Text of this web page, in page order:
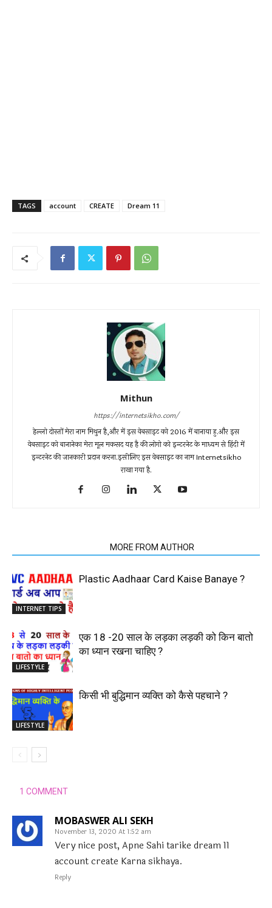
TAGS account CREATE Dream 11
Mithun
https://internetsikho.com/
हेल्लो दोस्तों मेरा नाम मिथुन है,और में इस वेबसाइट को 2016 में बानाया हु.और इस
वेबसाइट को बानानेका मेरा मूल मकसद यह है की लोगो को इन्टरनेट के माध्यम से हिंदी में
इन्टरनेट की जानकारी प्रदान करना.इसीलिए इस वेबसाइट का नाम Internetsikho
राखा गया है.
MORE FROM AUTHOR
INTERNET TIPS
Plastic Aadhaar Card Kaise Banaye ?
LIFESTYLE
एक 18 -20 साल के लड़का लड़की को किन बातो
का ध्यान रखना चाहिए ?
LIFESTYLE
किसी भी बुद्धिमान व्यक्ति को कैसे पहचाने ?
1 COMMENT
MOBASWER ALI SEKH
November 13, 2020 At 1:52 am
Very nice post, Apne Sahi tarike dream 11
account create Karna sikhaya.
Reply